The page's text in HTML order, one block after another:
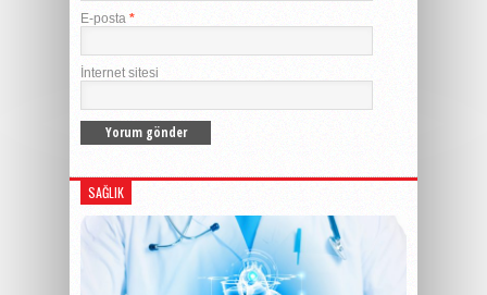
E-posta *
İnternet sitesi
SAĞLIK